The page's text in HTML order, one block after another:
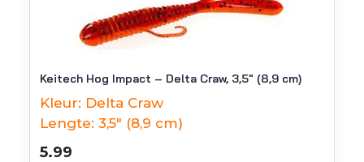
Keitech Hog Impact – Delta Craw, 3,5″ (8,9 cm)
Kleur: Delta Craw
Lengte: 3,5" (8,9 cm)
5.99